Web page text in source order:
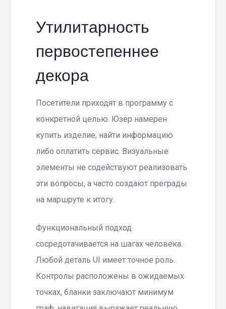
Утилитарность
первостепеннее
декора
Посетители приходят в программу с
конкретной целью. Юзер намерен
купить изделие, найти информацию
либо оплатить сервис. Визуальные
элементы не содействуют реализовать
эти вопросы, а часто создают преграды
на маршруте к итогу.
Функциональный подход
сосредотачивается на шагах человека.
Любой деталь UI имеет точное роль.
Контролы расположены в ожидаемых
точках, бланки заключают минимум